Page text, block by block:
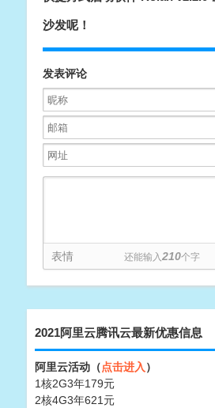
沙发呢！
发表评论
表情 还能输入210个字
2021阿里云腾讯云最新优惠信息
阿里云活动（点击进入 ）
1核2G3年179元
2核4G3年621元